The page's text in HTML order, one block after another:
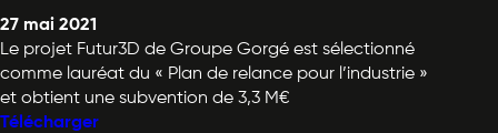
27 mai 2021
Le projet Futur3D de Groupe Gorgé est sélectionné
comme lauréat du « Plan de relance pour l’industrie »
et obtient une subvention de 3,3 M€
Télécharger